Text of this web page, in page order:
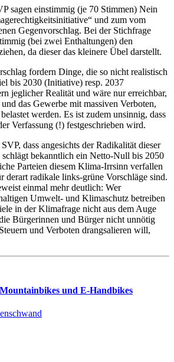
sagen einstimmig (je 70 Stimmen) Nein
und zum vom
Gegenvorschlag. Bei der Stichfrage
(bei zwei Enthaltungen) den
da dieser das kleinere Übel darstellt.
fordern Dinge, die so nicht realistisch
bis 2030 (Initiative) resp. 2037
jeglicher Realität und wäre nur erreichbar,
das Gewerbe mit massiven Verboten,
werden. Es ist zudem unsinnig, dass
Verfassung (!) festgeschrieben wird.
dass angesichts der Radikalität dieser
bekanntlich ein Netto-Null bis 2050
Parteien diesem Klima-Irrsinn verfallen
derart radikale links-grüne Vorschläge sind.
einmal mehr deutlich: Wer
Umwelt- und Klimaschutz betreiben
in der Klimafrage nicht aus dem Auge
Bürgerinnen und Bürger nicht unnötig
und Verboten drangsalieren will,
und E-Handbikes